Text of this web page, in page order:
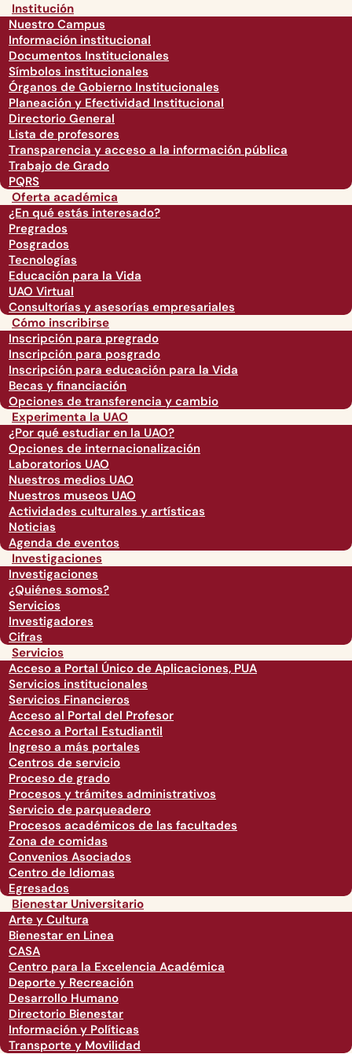
Institución
Nuestro Campus
Información institucional
Documentos Institucionales
Símbolos institucionales
Órganos de Gobierno Institucionales
Planeación y Efectividad Institucional
Directorio General
Lista de profesores
Transparencia y acceso a la información pública
Trabajo de Grado
PQRS
Oferta académica
¿En qué estás interesado?
Pregrados
Posgrados
Tecnologías
Educación para la Vida
UAO Virtual
Consultorías y asesorías empresariales
Cómo inscribirse
Inscripción para pregrado
Inscripción para posgrado
Inscripción para educación para la Vida
Becas y financiación
Opciones de transferencia y cambio
Experimenta la UAO
¿Por qué estudiar en la UAO?
Opciones de internacionalización
Laboratorios UAO
Nuestros medios UAO
Nuestros museos UAO
Actividades culturales y artísticas
Noticias
Agenda de eventos
Investigaciones
Investigaciones
¿Quiénes somos?
Servicios
Investigadores
Cifras
Servicios
Acceso a Portal Único de Aplicaciones, PUA
Servicios institucionales
Servicios Financieros
Acceso al Portal del Profesor
Acceso a Portal Estudiantil
Ingreso a más portales
Centros de servicio
Proceso de grado
Procesos y trámites administrativos
Servicio de parqueadero
Procesos académicos de las facultades
Zona de comidas
Convenios Asociados
Centro de Idiomas
Egresados
Bienestar Universitario
Arte y Cultura
Bienestar en Linea
CASA
Centro para la Excelencia Académica
Deporte y Recreación
Desarrollo Humano
Directorio Bienestar
Información y Políticas
Transporte y Movilidad